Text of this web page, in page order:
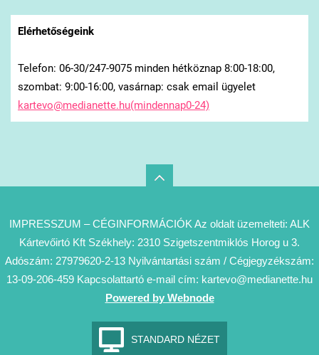
Elérhetőségeink
Telefon: 06-30/247-9075 minden hétköznap 8:00-18:00,
szombat: 9:00-16:00, vasárnap: csak email ügyelet
kartevo@medianette.hu(mindennap0-24)
IMPRESSZUM – CÉGINFORMÁCIÓK Az oldalt üzemelteti: ALK
Kártevőirtó Kft Székhely: 2310 Szigetszentmiklós Horog u 3.
Adószám: 27979620-2-13 Nyilvántartási szám / Cégjegyzékszám:
13-09-206-459 Kapcsolattartó e-mail cím: kartevo@medianette.hu
Powered by Webnode
STANDARD NÉZET